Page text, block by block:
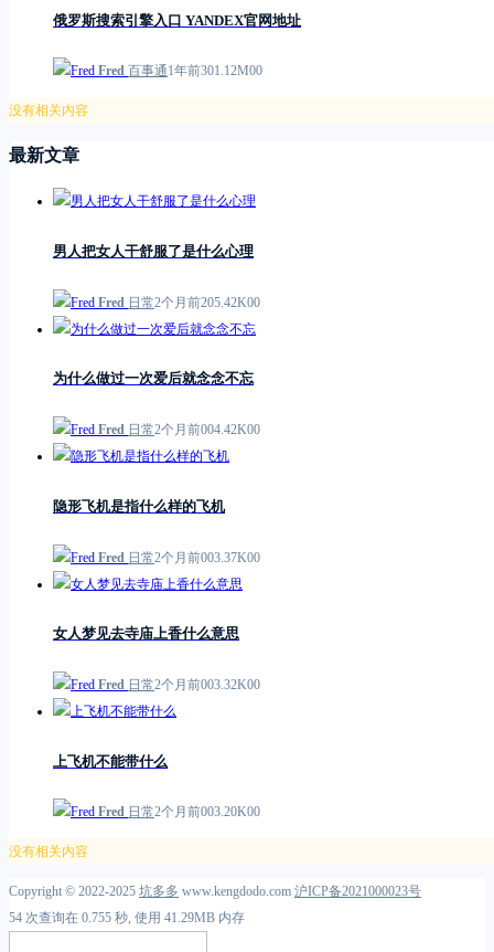
俄罗斯搜索引擎入口 YANDEX官网地址
Fred 百事通1年前301.12M00
没有相关内容
最新文章
男人把女人干舒服了是什么心理
Fred 日常2个月前205.42K00
为什么做过一次爱后就念念不忘
Fred 日常2个月前004.42K00
隐形飞机是指什么样的飞机
Fred 日常2个月前003.37K00
女人梦见去寺庙上香什么意思
Fred 日常2个月前003.32K00
上飞机不能带什么
Fred 日常2个月前003.20K00
没有相关内容
Copyright © 2022-2025 坑多多 www.kengdodo.com 沪ICP备2021000023号
54 次查询在 0.755 秒, 使用 41.29MB 内存